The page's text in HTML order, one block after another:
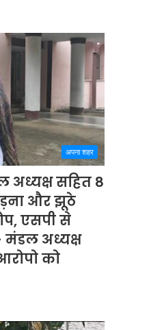
अपना शहर
अध्यक्ष सहित 8
और झूठे
एसपी से
मंडल अध्यक्ष
को